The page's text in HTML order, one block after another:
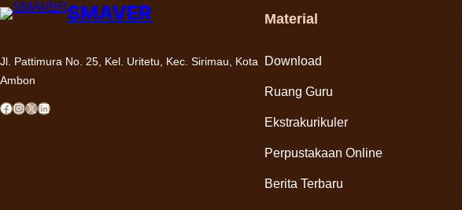
Xaverius
Tahun
2025/2026:
Gerbang
Masa
Gemilang
SMAVER
Jl. Pattimura No. 25, Kel. Uritetu, Kec. Sirimau, Kota
Ambon
Facebook InstagramX LinkedIn
Material
Download
Ruang Guru
Ekstrakurikuler
Perpustakaan Online
Berita Terbaru